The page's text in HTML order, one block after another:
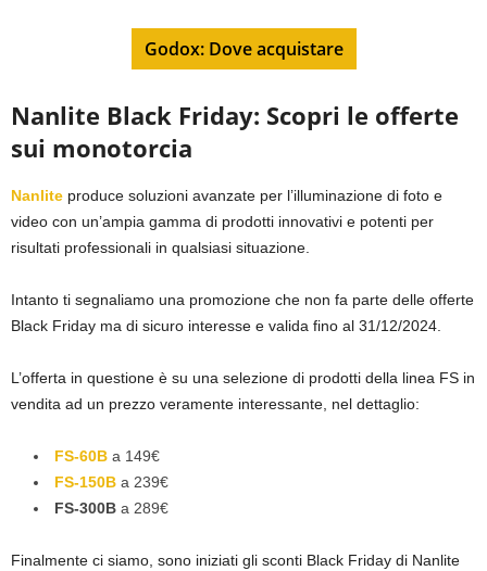
Godox: Dove acquistare
Nanlite Black Friday: Scopri le offerte
sui monotorcia
Nanlite produce soluzioni avanzate per l’illuminazione di foto e
video con un’ampia gamma di prodotti innovativi e potenti per
risultati professionali in qualsiasi situazione.
Intanto ti segnaliamo una promozione che non fa parte delle offerte
Black Friday ma di sicuro interesse e valida fino al 31/12/2024.
L’offerta in questione è su una selezione di prodotti della linea FS in
vendita ad un prezzo veramente interessante, nel dettaglio:
FS-60B a 149€
FS-150B a 239€
FS-300B a 289€
Finalmente ci siamo, sono iniziati gli sconti Black Friday di Nanlite